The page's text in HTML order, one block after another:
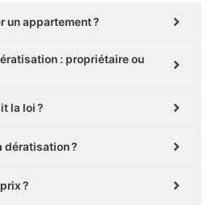
un appartement ?
: propriétaire ou
la loi ?
dératisation ?
?